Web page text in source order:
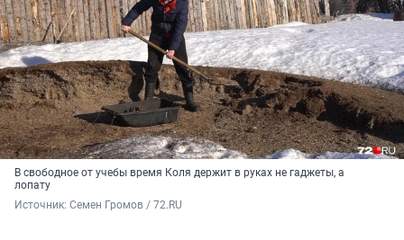
В свободное от учебы время Коля держит в руках не гаджеты, а
лопату
Источник: Семен Громов / 72.RU